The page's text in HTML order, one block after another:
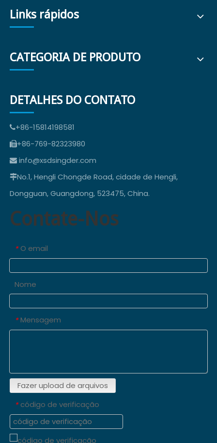
Links rápidos
CATEGORIA DE PRODUTO
DETALHES DO CONTATO
+86-15814198581
+86-769-82323980
 info@xsdsingder.com
No.1, Hengli Chongde Road, cidade de Hengli,
Dongguan, Guangdong, 523475, China.
Contate-Nos
* O email
Nome
* Mensagem
Fazer upload de arquivos
* código de verificação